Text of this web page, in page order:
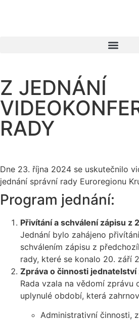
Z JEDNÁNÍ
RADY
Dne 23. října 2024 se uskutečnilo
jednání správní rady Euroregionu
Program jednání:
Přivítání a schválení zápisu z
Jednání bylo zahájeno
schválením zápisu z
rady, které se konalo 20. září
Zpráva o činnosti jednatelství
Rada vzala na vědomí zprávu
uplynulé období, která
Administrativní činnosti,